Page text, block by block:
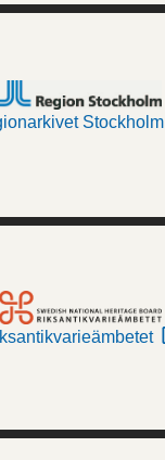
Stockholm